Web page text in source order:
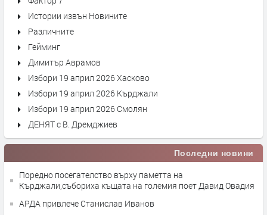
Истории извън Новините
Различните
Гейминг
Димитър Аврамов
Избори 19 април 2026 Хасково
Избори 19 април 2026 Кърджали
Избори 19 април 2026 Смолян
ДЕНЯТ с В. Дремджиев
Последни новини
Поредно посегателство върху паметта на
Кърджали,събориха къщата на големия поет Давид Овадия
АРДА привлече Станислав Иванов